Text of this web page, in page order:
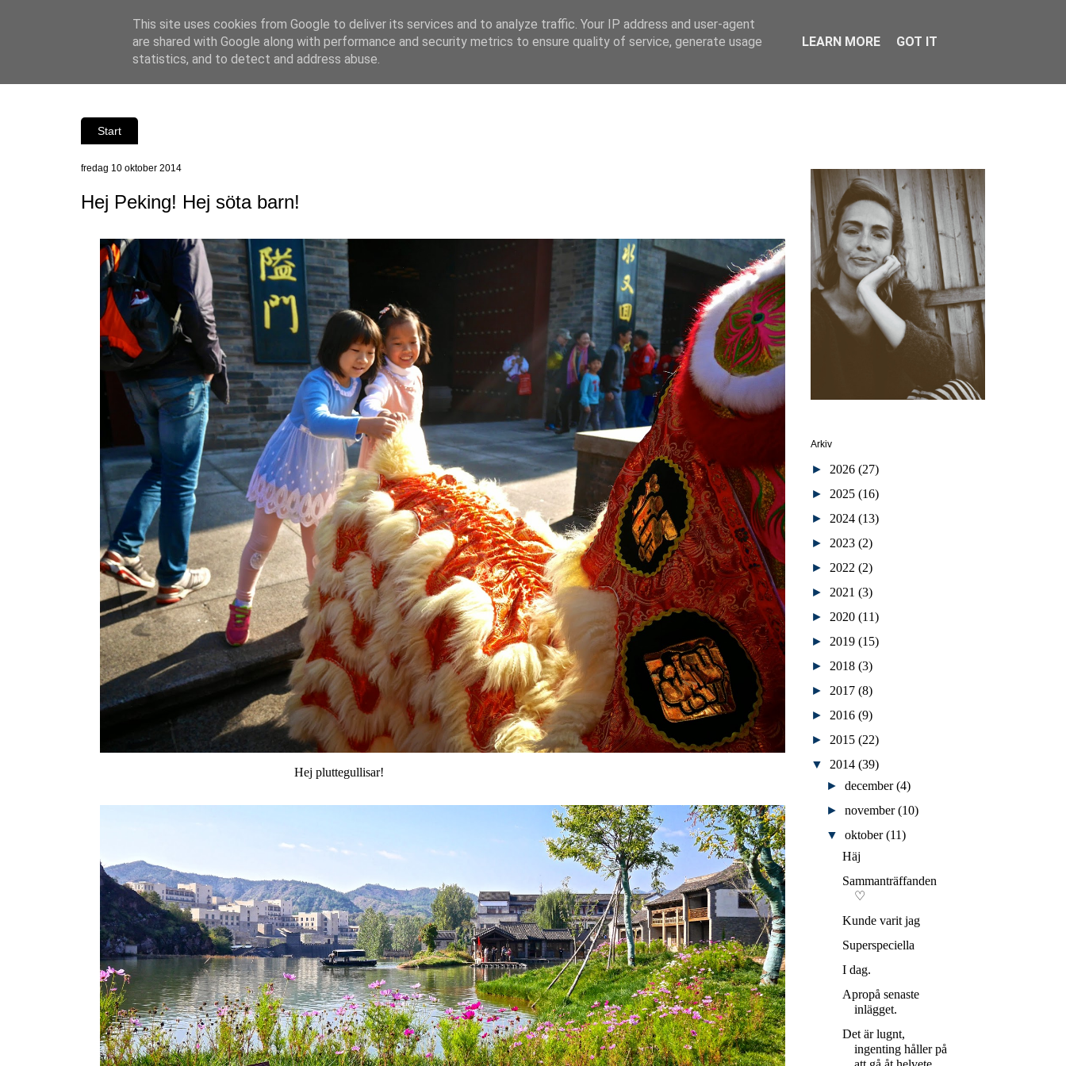
Start
fredag 10 oktober 2014
Hej Peking! Hej söta barn!
Hej pluttegullisar!
Arkiv
► 2026 (27)
► 2025 (16)
► 2024 (13)
► 2023 (2)
► 2022 (2)
► 2021 (3)
► 2020 (11)
► 2019 (15)
► 2018 (3)
► 2017 (8)
► 2016 (9)
► 2015 (22)
▼ 2014 (39)
►december(4)
►november(10)
▼oktober(11)
Häj
Sammanträffanden
♡
Kunde varit jag
Superspeciella
I dag.
Apropå senaste
inlägget.
Det är lugnt,
ingenting håller på
This site uses cookies from Google to deliver its services and to analyze traffic. Your IP address and user-agent
are shared with Google along with performance and security metrics to ensure quality of service, generate usage
statistics, and to detect and address abuse.
LEARN MORE GOT IT